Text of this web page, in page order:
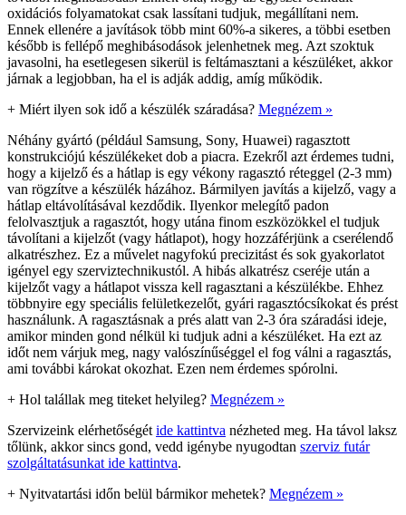
oxidációs folyamatokat csak lassítani tudjuk, megállítani nem.
Ennek ellenére a javítások több mint 60%-a sikeres, a többi esetben
később is fellépő meghibásodások jelenhetnek meg. Azt szoktuk
javasolni, ha esetlegesen sikerül is feltámasztani a készüléket, akkor
járnak a legjobban, ha el is adják addig, amíg működik.
+ Miért ilyen sok idő a készülék száradása? Megnézem »
Néhány gyártó (például Samsung, Sony, Huawei) ragasztott
konstrukciójú készülékeket dob a piacra. Ezekről azt érdemes tudni,
hogy a kijelző és a hátlap is egy vékony ragasztó réteggel (2-3 mm)
van rögzítve a készülék házához. Bármilyen javítás a kijelző, vagy a
hátlap eltávolításával kezdődik. Ilyenkor melegítő padon
felolvasztjuk a ragasztót, hogy utána finom eszközökkel el tudjuk
távolítani a kijelzőt (vagy hátlapot), hogy hozzáférjünk a cserélendő
alkatrészhez. Ez a művelet nagyfokú precizitást és sok gyakorlatot
igényel egy szerviztechnikustól. A hibás alkatrész cseréje után a
kijelzőt vagy a hátlapot vissza kell ragasztani a készülékbe. Ehhez
többnyire egy speciális felületkezelőt, gyári ragasztócsíkokat és prést
használunk. A ragasztásnak a prés alatt van 2-3 óra száradási ideje,
amikor minden gond nélkül ki tudjuk adni a készüléket. Ha ezt az
időt nem várjuk meg, nagy valószínűséggel el fog válni a ragasztás,
ami további károkat okozhat. Ezen nem érdemes spórolni.
+ Hol talállak meg titeket helyileg? Megnézem »
Szervizeink elérhetőségét ide kattintva nézheted meg. Ha távol laksz
tőlünk, akkor sincs gond, vedd igénybe nyugodtan szerviz futár
szolgáltatásunkat ide kattintva.
+ Nyitvatartási időn belül bármikor mehetek? Megnézem »